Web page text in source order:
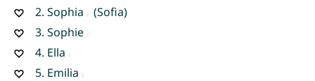
2. Sophia
(Sofia)
3. Sophie
4. Ella
5. Emilia